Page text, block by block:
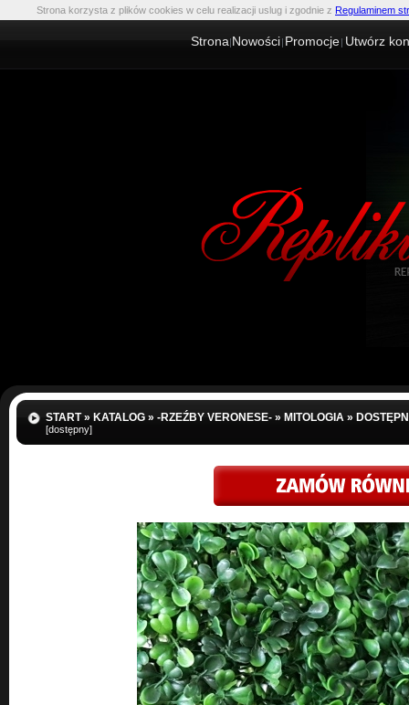
Strona korzysta z plików cookies w celu realizacji uslug i zgodnie z Regulaminem
Strona Nowości Promocje Utwórz
START» KATALOG » -RZEŹBY VERONESE- » MITOLOGIA »
[dostępny]